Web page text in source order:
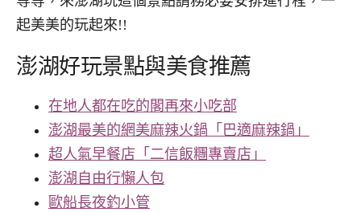
起美美的玩起來!!
澎湖好玩景點與美食推薦
在地人都在吃的閣再來小吃部
澎湖最美的網美麻辣火鍋「巴適麻辣鍋」
超人氣早餐店「二信飯糰專賣店」
澎湖自由行懶人包
歐船長夜釣小管